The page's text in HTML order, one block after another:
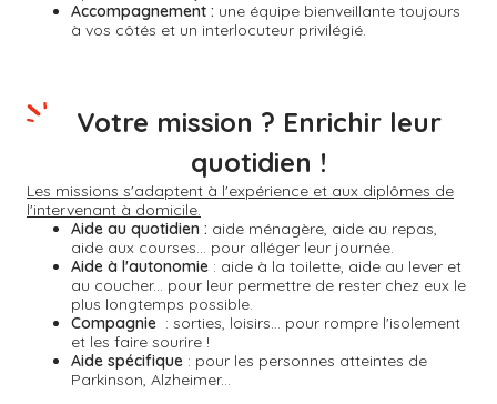
Accompagnement : une équipe bienveillante toujours
à vos côtés et un interlocuteur privilégié.
Les missions s'adaptent à l'expérience et aux diplômes de
l'intervenant à domicile.
Aide au quotidien : aide ménagère, aide au repas,
aide aux courses... pour alléger leur journée.
Aide à l'autonomie : aide à la toilette, aide au lever et
au coucher... pour leur permettre de rester chez eux le
plus longtemps possible.
Compagnie : sorties, loisirs... pour rompre l'isolement
et les faire sourire !
Aide spécifique : pour les personnes atteintes de
Parkinson, Alzheimer...
Votre mission ? Enrichir leur
quotidien !